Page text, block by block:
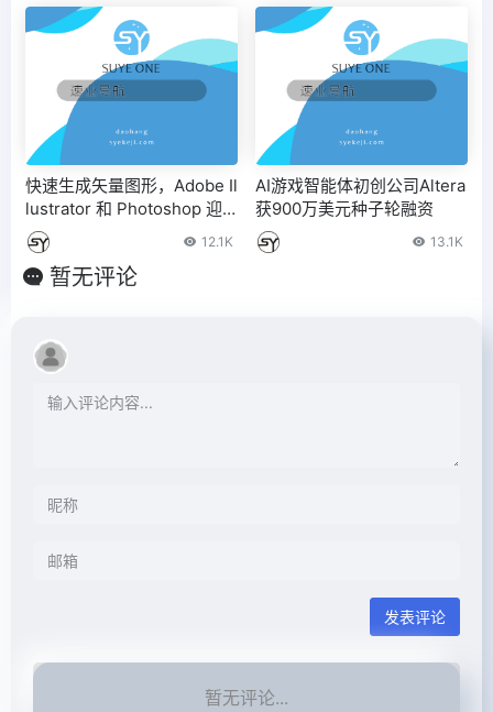
快速生成矢量图形，Adobe Il
lustrator 和 Photoshop 迎
来新 AI 功能
12.1K
AI游戏智能体初创公司Altera
获900万美元种子轮融资
13.1K
暂无评论
发表评论
暂无评论...